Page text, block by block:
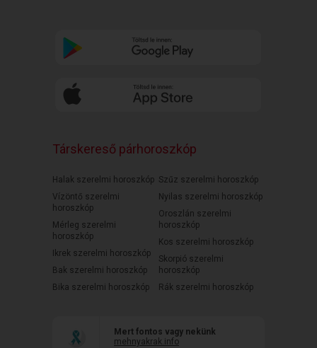
Társkereső párhoroszkóp
Halak szerelmi horoszkóp
Vízöntő szerelmi
horoszkóp
Mérleg szerelmi
horoszkóp
Ikrek szerelmi horoszkóp
Bak szerelmi horoszkóp
Bika szerelmi horoszkóp
Szűz szerelmi horoszkóp
Nyilas szerelmi horoszkóp
Oroszlán szerelmi
horoszkóp
Kos szerelmi horoszkóp
Skorpió szerelmi
horoszkóp
Rák szerelmi horoszkóp
Mert fontos vagy nekünk
mehnyakrak.info